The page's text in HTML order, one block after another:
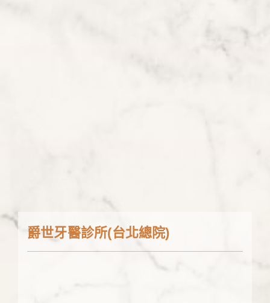
爵世牙醫診所(台北總院)